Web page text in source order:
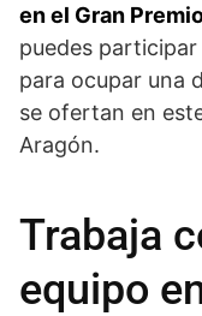
en el Gran
puedes
para ocupar una
se ofertan en
Aragón.
Trabaja
equipo